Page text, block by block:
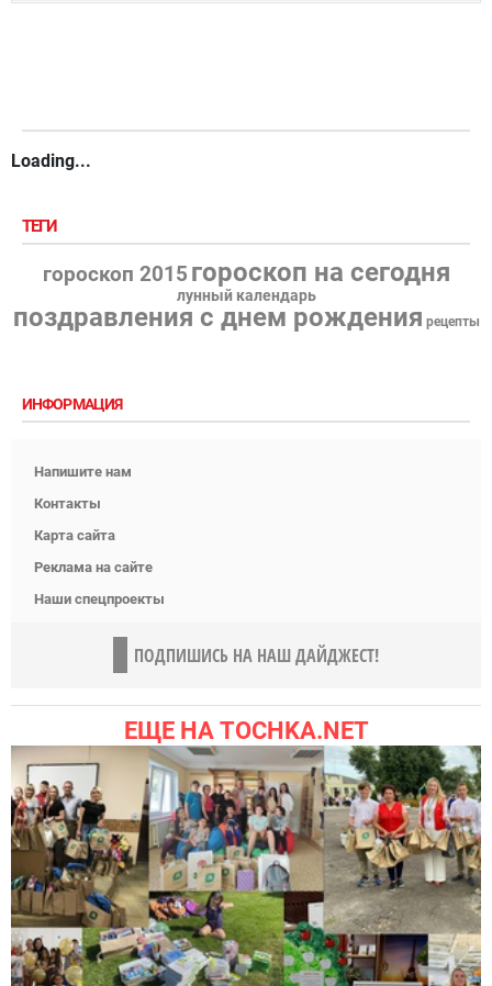
Loading...
ТЕГИ
гороскоп 2015 гороскоп на сегодня
лунный календарь
поздравления с днем рождения рецепты
ИНФОРМАЦИЯ
Напишите нам
Контакты
Карта сайта
Реклама на сайте
Наши спецпроекты
ПОДПИШИСЬ НА НАШ ДАЙДЖЕСТ!
ЕЩЕ НА TOCHKA.NET